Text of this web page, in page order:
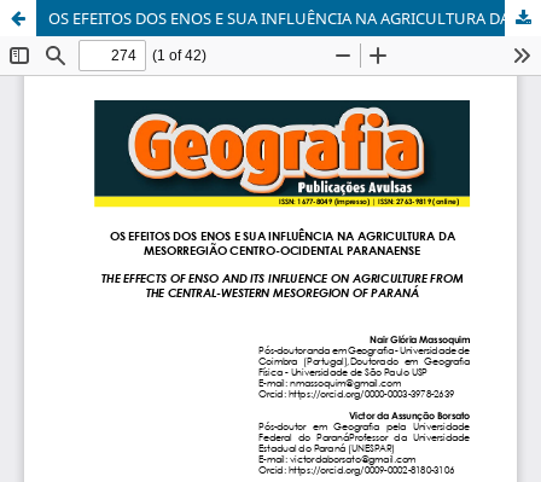
OS EFEITOS DOS ENOS E SUA INFLUÊNCIA NA AGRICULTURA DA MESORREGIÃO CENTRO-OCIDENTAL PARANAENSE